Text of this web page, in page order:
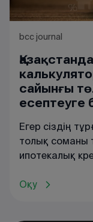
bcc journal
сайынғы
есептеуге
Егер сіздің
толық соманы
ипотекалық
жылжымайтын
Оқу